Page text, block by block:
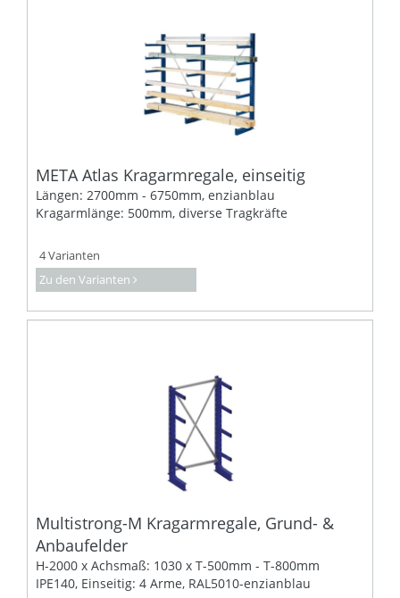
META Atlas Kragarmregale, einseitig
Längen: 2700mm - 6750mm, enzianblau
Kragarmlänge: 500mm, diverse Tragkräfte
4 Varianten
Zu den Varianten
Multistrong-M Kragarmregale, Grund- &
Anbaufelder
H-2000 x Achsmaß: 1030 x T-500mm - T-800mm
IPE140, Einseitig: 4 Arme, RAL5010-enzianblau